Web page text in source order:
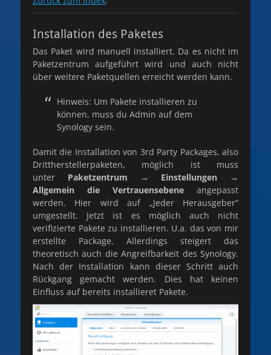
Installation des Paketes
Das Paket wird manuell installiert. Da es nicht im
Paketzentrum aufgeführt wird und auch nicht
über weitere Paketquellen erreicht werden kann.
Hinweis: Um Pakete installieren zu
können, muss du Admin auf dem
Synology sein.
Damit die Installation von 3rd Party Packages, also
Drittherstellerpaketen, möglich ist muss
unter Paketzentrum → Einstellungen →
Allgemein die Vertrauensebene angepasst
werden. Hier wird auf „Jeder Herausgeber“
umgestellt. Jetzt ist es möglich auch nicht
verifizierte Pakete zu installieren. U.a. das von mir
erstellte Package. Allerdings steigert das
theoretisch auch die Angreifbarkeit des Synology.
Nach der Installation kann dieser Schritt auch
Rückgang gemacht werden. Dies hat keinen
Einfluss auf bereits installieret Pakete.